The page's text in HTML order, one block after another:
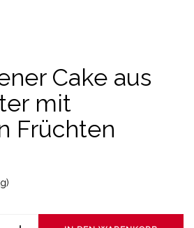
Cake aus
mit
Früchten